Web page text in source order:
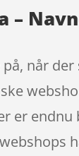
–
når
er